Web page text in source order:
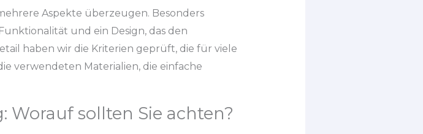
Aspekte überzeugen. Besonders
und ein Design, das den
haben wir die Kriterien geprüft, die für viele
verwendeten Materialien, die einfache
Worauf sollten Sie achten?